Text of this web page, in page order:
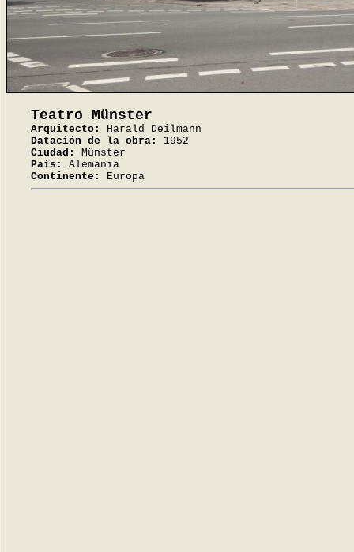
Teatro Münster
Arquitecto:
Harald Deilmann
Datación de la obra:
1952
Ciudad:
Münster
País:
Alemania
Continente:
Europa